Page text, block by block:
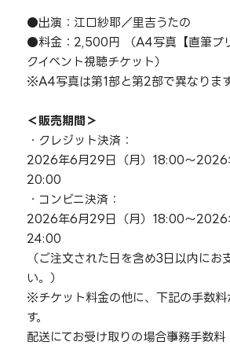
●出演：江口紗耶／里吉うたの
●料金：2,500円 （A4写真【直筆プ
クイベント視聴チケット）
※A4写真は第1部と第2部で異なります
＜販売期間＞
・クレジット決済：
2026年6月29日（月）18:00～2026
20:00
・コンビニ決済：
2026年6月29日（月）18:00～2026
24:00
（ご注文された日を含め3日以内にお
い。）
※チケット料金の他に、下記の手数料
す。
配送にてお受け取りの場合→事務手数